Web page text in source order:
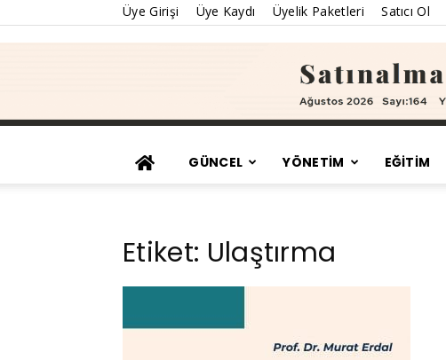
Üye Girişi Üye Kaydı Üyelik Paketleri Satıcı Ol
GÜNCEL YÖNETİM EĞİTİM
Etiket: Ulaştırma